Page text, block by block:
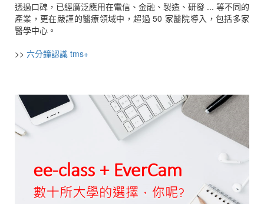
透過口碑，已經廣泛應用在電信、金融、製造、研發 ... 等不同的
產業，更在嚴謹的醫療領域中，超過 50 家醫院導入，包括多家
醫學中心。
>> 六分鐘認識 tms+